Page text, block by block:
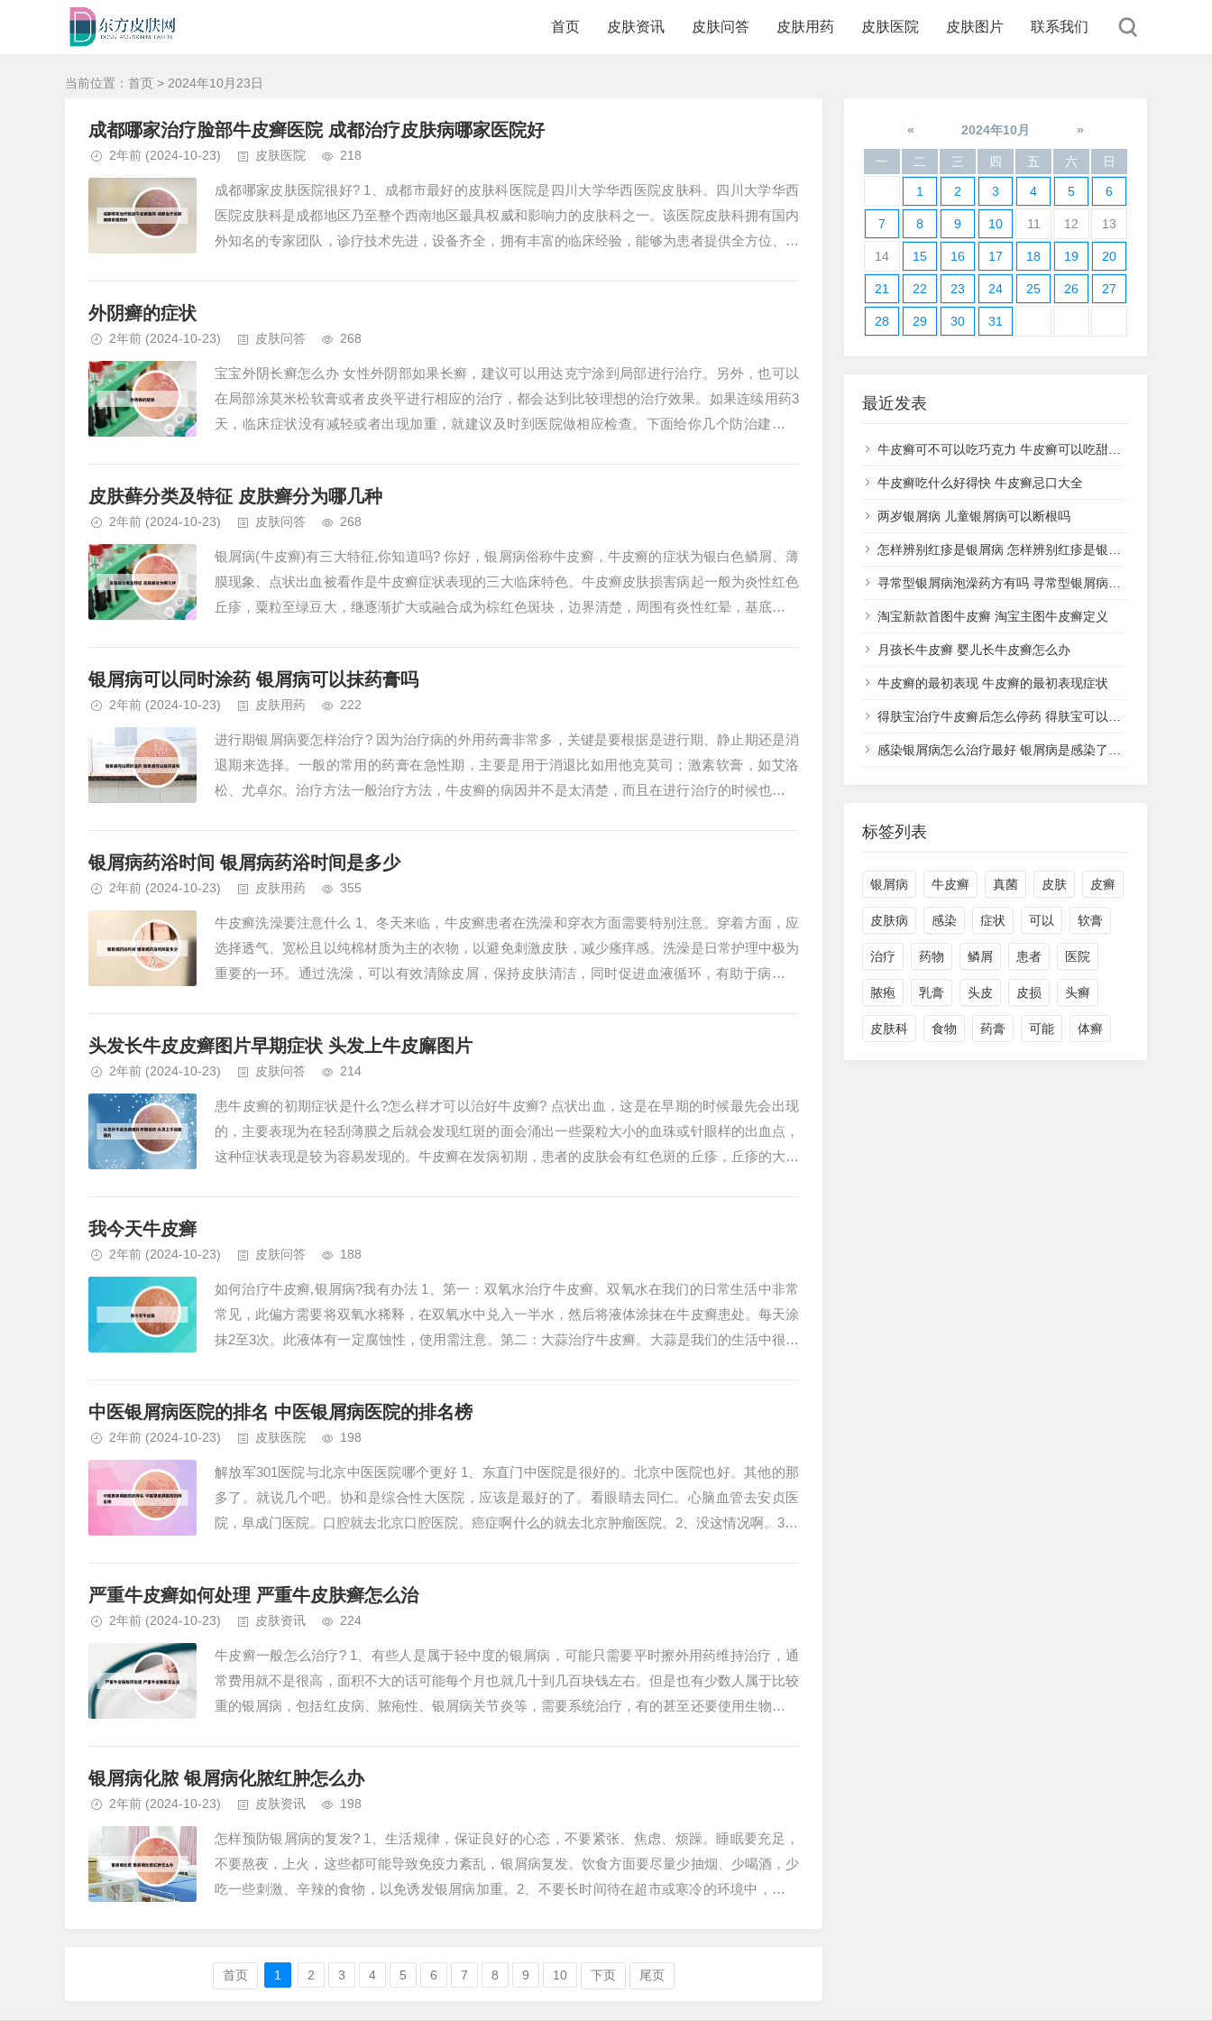
首页 皮肤资讯 皮肤问答 皮肤用药 皮肤医院 皮肤图片 联系我们
当前位置： 首页 > 2024年10月23日
成都哪家治疗脸部牛皮癣医院 成都治疗皮肤病哪家医院好
2年前 (2024-10-23) 皮肤医院 218
成都哪家皮肤医院很好? 1、成都市最好的皮肤科医院是四川大学华西医院皮肤科。四川大学华西
医院皮肤科是成都地区乃至整个西南地区最具权威和影响力的皮肤科之一。该医院皮肤科拥有国内
外知名的专家团队，诊疗技术先进，设备齐全，拥有丰富的临床经验，能够为患者提供全方位、个
外阴癣的症状
2年前 (2024-10-23) 皮肤问答 268
宝宝外阴长癣怎么办 女性外阴部如果长癣，建议可以用达克宁涂到局部进行治疗。另外，也可以
在局部涂莫米松软膏或者皮炎平进行相应的治疗，都会达到比较理想的治疗效果。如果连续用药3
天，临床症状没有减轻或者出现加重，就建议及时到医院做相应检查。下面给你几个防治建议：
皮肤藓分类及特征 皮肤癣分为哪几种
2年前 (2024-10-23) 皮肤问答 268
银屑病(牛皮癣)有三大特征,你知道吗? 你好，银屑病俗称牛皮癣，牛皮癣的症状为银白色鳞屑、薄
膜现象、点状出血被看作是牛皮癣症状表现的三大临床特色。牛皮癣皮肤损害病起一般为炎性红色
丘疹，粟粒至绿豆大，继逐渐扩大或融合成为棕红色斑块，边界清楚，周围有炎性红晕，基底浸润
银屑病可以同时涂药 银屑病可以抹药膏吗
2年前 (2024-10-23) 皮肤用药 222
进行期银屑病要怎样治疗? 因为治疗病的外用药膏非常多，关键是要根据是进行期、静止期还是消
退期来选择。一般的常用的药膏在急性期，主要是用于消退比如用他克莫司；激素软膏，如艾洛
松、尤卓尔。治疗方法一般治疗方法，牛皮癣的病因并不是太清楚，而且在进行治疗的时候也比较
银屑病药浴时间 银屑病药浴时间是多少
2年前 (2024-10-23) 皮肤用药 355
牛皮癣洗澡要注意什么 1、冬天来临，牛皮癣患者在洗澡和穿衣方面需要特别注意。穿着方面，应
选择透气、宽松且以纯棉材质为主的衣物，以避免刺激皮肤，减少瘙痒感。洗澡是日常护理中极为
重要的一环。通过洗澡，可以有效清除皮屑，保持皮肤清洁，同时促进血液循环，有助于病情恢
头发长牛皮皮癣图片早期症状 头发上牛皮廨图片
2年前 (2024-10-23) 皮肤问答 214
患牛皮癣的初期症状是什么?怎么样才可以治好牛皮癣? 点状出血，这是在早期的时候最先会出现
的，主要表现为在轻刮薄膜之后就会发现红斑的面会涌出一些粟粒大小的血珠或针眼样的出血点，
这种症状表现是较为容易发现的。牛皮癣在发病初期，患者的皮肤会有红色斑的丘疹，丘疹的大小
我今天牛皮癣
2年前 (2024-10-23) 皮肤问答 188
如何治疗牛皮癣,银屑病?我有办法 1、第一：双氧水治疗牛皮癣。双氧水在我们的日常生活中非常
常见，此偏方需要将双氧水稀释，在双氧水中兑入一半水，然后将液体涂抹在牛皮癣患处。每天涂
抹2至3次。此液体有一定腐蚀性，使用需注意。第二：大蒜治疗牛皮癣。大蒜是我们的生活中很常
中医银屑病医院的排名 中医银屑病医院的排名榜
2年前 (2024-10-23) 皮肤医院 198
解放军301医院与北京中医医院哪个更好 1、东直门中医院是很好的。北京中医院也好。其他的那
多了。就说几个吧。协和是综合性大医院，应该是最好的了。看眼睛去同仁。心脑血管去安贞医
院，阜成门医院。口腔就去北京口腔医院。癌症啊什么的就去北京肿瘤医院。2、没这情况啊。301
严重牛皮癣如何处理 严重牛皮肤癣怎么治
2年前 (2024-10-23) 皮肤资讯 224
牛皮癣一般怎么治疗? 1、有些人是属于轻中度的银屑病，可能只需要平时擦外用药维持治疗，通
常费用就不是很高，面积不大的话可能每个月也就几十到几百块钱左右。但是也有少数人属于比较
重的银屑病，包括红皮病、脓疱性、银屑病关节炎等，需要系统治疗，有的甚至还要使用生物制剂
银屑病化脓 银屑病化脓红肿怎么办
2年前 (2024-10-23) 皮肤资讯 198
怎样预防银屑病的复发? 1、生活规律，保证良好的心态，不要紧张、焦虑、烦躁。睡眠要充足，
不要熬夜，上火，这些都可能导致免疫力紊乱，银屑病复发。饮食方面要尽量少抽烟、少喝酒，少
吃一些刺激、辛辣的食物，以免诱发银屑病加重。2、不要长时间待在超市或寒冷的环境中，避免
首页 1 2 3 4 5 6 7 8 9 10 下页 尾页
« 2024年10月 »
一 二 三 四 五 六 日
1 2 3 4 5 6
7 8 9 10 11 12 13
14 15 16 17 18 19 20
21 22 23 24 25 26 27
28 29 30 31
最近发表
牛皮癣可不可以吃巧克力 牛皮癣可以吃甜品吗
牛皮癣吃什么好得快 牛皮癣忌口大全
两岁银屑病 儿童银屑病可以断根吗
怎样辨别红疹是银屑病 怎样辨别红疹是银屑病还是湿疹
寻常型银屑病泡澡药方有吗 寻常型银屑病用什么药洗
淘宝新款首图牛皮癣 淘宝主图牛皮癣定义
月孩长牛皮癣 婴儿长牛皮癣怎么办
牛皮癣的最初表现 牛皮癣的最初表现症状
得肤宝治疗牛皮癣后怎么停药 得肤宝可以治疗湿疹吗
感染银屑病怎么治疗最好 银屑病是感染了什么病菌
标签列表
银屑病 牛皮癣 真菌 皮肤 皮癣
皮肤病 感染 症状 可以 软膏
治疗 药物 鳞屑 患者 医院
脓疱 乳膏 头皮 皮损 头癣
皮肤科 食物 药膏 可能 体癣